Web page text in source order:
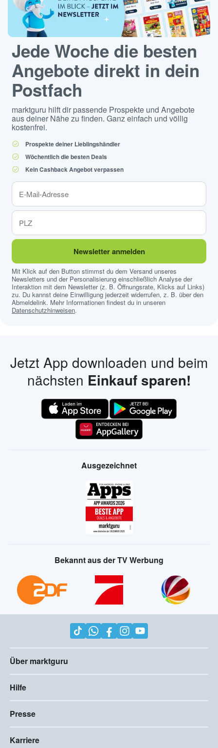
Jede Woche die besten
Angebote direkt in dein
Postfach
marktguru hilft dir passende Prospekte und Angebote
aus deiner Nähe zu finden. Ganz einfach und völlig
kostenfrei.
Prospekte deiner Lieblingshändler
Wöchentlich die besten Deals
Kein Cashback Angebot verpassen
Newsletter anmelden
Mit Klick auf den Button stimmst du dem Versand unseres
Newsletters und der Personalisierung einschließlich Analyse der
Interaktion mit dem Newsletter (z. B. Öffnungsrate, Klicks auf Links)
zu. Du kannst deine Einwilligung jederzeit widerrufen, z. B. über den
Abmeldelink. Mehr Informationen findest du in unseren
Datenschutzhinweisen.
Jetzt App downloaden und beim
nächsten Einkauf sparen!
Ausgezeichnet
Bekannt aus der TV Werbung
Über marktguru
Hilfe
Presse
Karriere